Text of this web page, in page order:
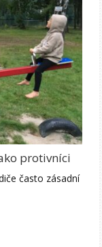
protivníci
často zásadní